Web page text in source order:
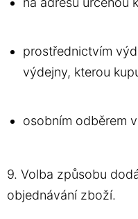
prostřednictvím
výdejny, kterou
osobním odběrem
9. Volba způsobu
objednávání zboží.